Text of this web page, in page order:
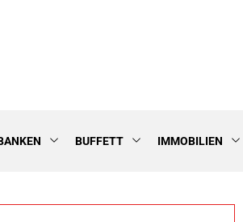
BUFFETT IMMOBILIEN